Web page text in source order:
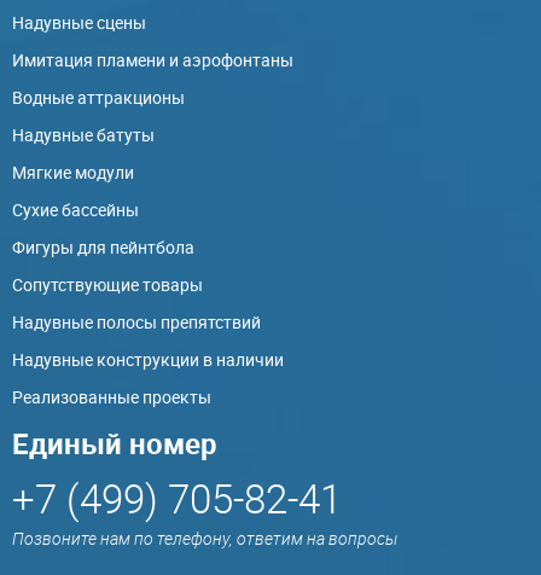
Надувные сцены
Имитация пламени и аэрофонтаны
Водные аттракционы
Надувные батуты
Мягкие модули
Сухие бассейны
Фигуры для пейнтбола
Сопутствующие товары
Надувные полосы препятствий
Надувные конструкции в наличии
Реализованные проекты
Единый номер
+7 (499) 705-82-41
Позвоните нам по телефону, ответим на вопросы